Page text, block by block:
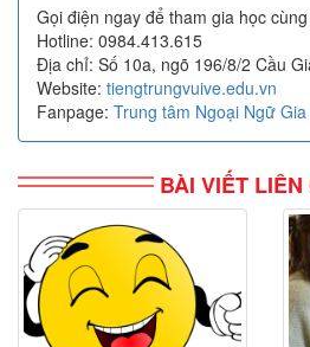
Gọi điện ngay để tham gia học
Hotline: 0984.413.615
Địa chỉ: Số 10a, ngõ 196/8/2 Cầu
Website: tiengtrungvuive.edu.vn
Fanpage: Trung tâm Ngoại Ngữ Gia
BÀI VIẾT LIÊN